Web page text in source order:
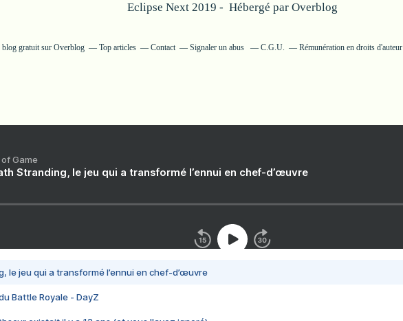
Eclipse Next 2019 - Hébergé par Overblog
blog gratuit sur Overblog Top articles Contact Signaler un abus C.G.U. Rémunération en droits d'auteur
of Game
Stranding, le jeu qui a transformé l’ennui en chef-d’œuvre
le jeu qui a transformé l’ennui en chef-d’œuvre
Battle Royale - DayZ